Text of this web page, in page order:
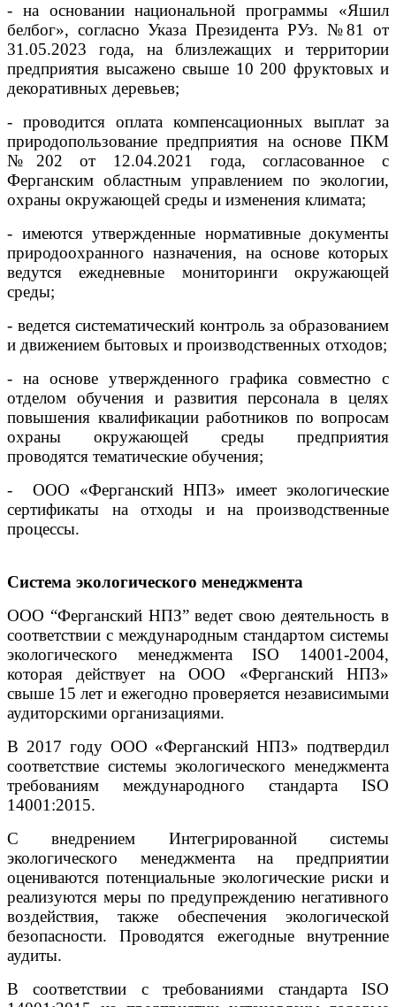
- на основании национальной программы «Яшил
белбог», согласно Указа Президента РУз. №81 от
31.05.2023 года, на близлежащих и территории
предприятия высажено свыше 10 200 фруктовых и
декоративных деревьев;
- проводится оплата компенсационных выплат за
природопользование предприятия на основе ПКМ
№202 от 12.04.2021 года, согласованное с
Ферганским областным управлением по экологии,
охраны окружающей среды и изменения климата;
- имеются утвержденные нормативные документы
природоохранного назначения, на основе которых
ведутся ежедневные мониторинги окружающей
среды;
- ведется систематический контроль за образованием
и движением бытовых и производственных отходов;
- на основе утвержденного графика совместно с
отделом обучения и развития персонала в целях
повышения квалификации работников по вопросам
охраны окружающей среды предприятия
проводятся тематические обучения;
- ООО «Ферганский НПЗ» имеет экологические
сертификаты на отходы и на производственные
процессы.
Система экологического менеджмента
ООО “Ферганский НПЗ” ведет свою деятельность в
соответствии с международным стандартом системы
экологического менеджмента ISO 14001-2004,
которая действует на ООО «Ферганский НПЗ»
свыше 15 лет и ежегодно проверяется независимыми
аудиторскими организациями.
В 2017 году ООО «Ферганский НПЗ» подтвердил
соответствие системы экологического менеджмента
требованиям международного стандарта ISO
14001:2015.
С внедрением Интегрированной системы
экологического менеджмента на предприятии
оцениваются потенциальные экологические риски и
реализуются меры по предупреждению негативного
воздействия, также обеспечения экологической
безопасности. Проводятся ежегодные внутренние
аудиты.
В соответствии с требованиями стандарта ISO